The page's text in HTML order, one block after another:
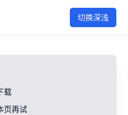
切换深浅
载
页再试